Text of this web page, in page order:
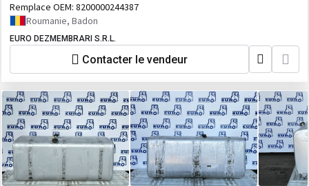
Remplace OEM: 8200000244387
Roumanie, Badon
EURO DEZMEMBRARI S.R.L.
Contacter le vendeur